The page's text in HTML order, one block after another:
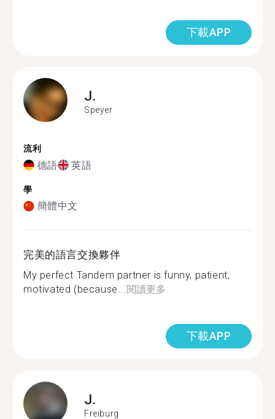
下載APP
J.
Speyer
流利
德語 英語
學
簡體中文
完美的語言交換夥伴
My perfect Tandem partner is funny, patient,
motivated (because...閱讀更多
下載APP
J.
Freiburg